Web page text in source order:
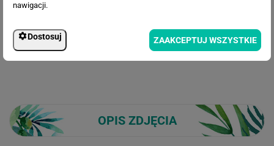
OPIS ZDJĘCIA
nawigacji.
Dostosuj ZAAKCEPTUJ WSZYSTKIE